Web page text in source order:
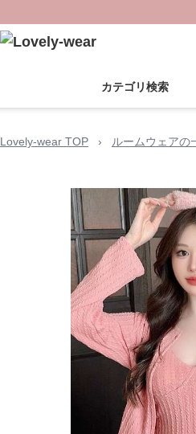
カテゴリ検索
Lovely-wear TOP › ルームウェアの